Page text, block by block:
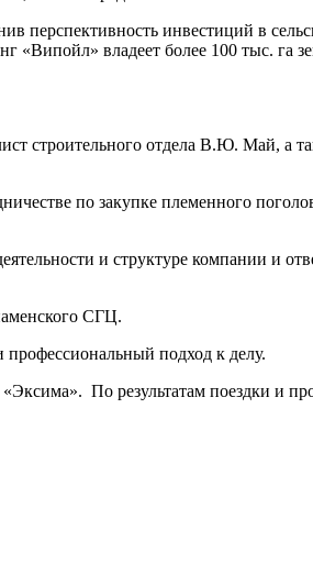
перспективность инвестиций в
«Випойл» владеет более 100 тыс. га
строительного отдела В.Ю. Май, а
по закупке племенного
и структуре компании и
СГЦ.
подход к делу.
По результатам поездки и